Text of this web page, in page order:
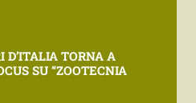
D’ITALIA TORNA A
SU “ZOOTECNIA